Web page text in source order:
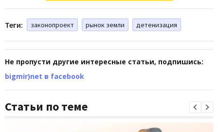
Теги: законопроект рынок земли детенизация
Не пропусти другие интересные статьи, подпишись:
bigmir)net в facebook
Статьи по теме